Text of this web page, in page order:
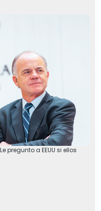
pregunto a EEUU si ellos